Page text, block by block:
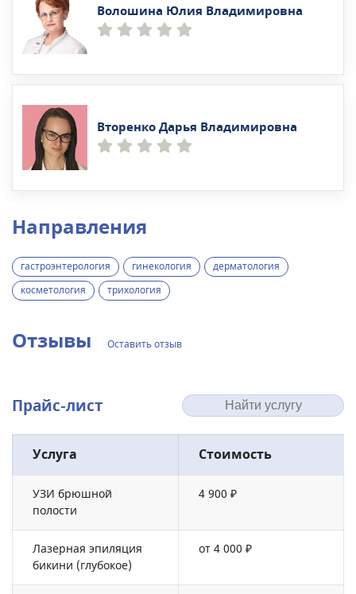
Волошина Юлия Владимировна
Вторенко Дарья Владимировна
Направления
гастроэнтерология гинекология
дерматология
косметология
трихология
Отзывы Оставить отзыв
Прайс-лист
Услуга Стоимость
УЗИ брюшной
полости
4 900 ₽
Лазерная эпиляция
бикини (глубокое)
от 4 000 ₽